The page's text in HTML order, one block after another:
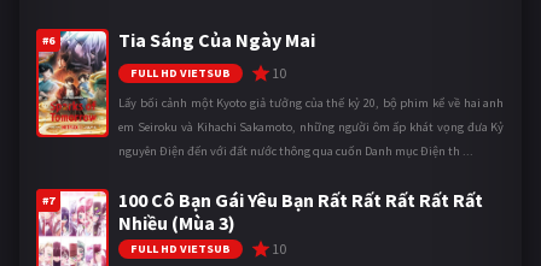
#6 Tia Sáng Của Ngày Mai
FULL HD VIETSUB 10
Lấy bối cảnh một Kyoto giả tưởng của thế kỷ 20, bộ phim kể về hai anh
em Seiroku và Kihachi Sakamoto, những người ôm ấp khát vọng đưa Kỷ
nguyên Điện đến với đất nước thông qua cuốn Danh mục Điện th ...
#7
100 Cô Bạn Gái Yêu Bạn Rất Rất Rất Rất Rất
Nhiều (Mùa 3)
FULL HD VIETSUB 10